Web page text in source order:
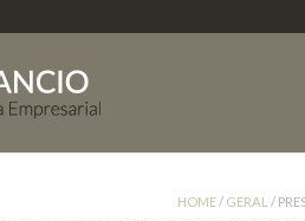
HOME/ GERAL /